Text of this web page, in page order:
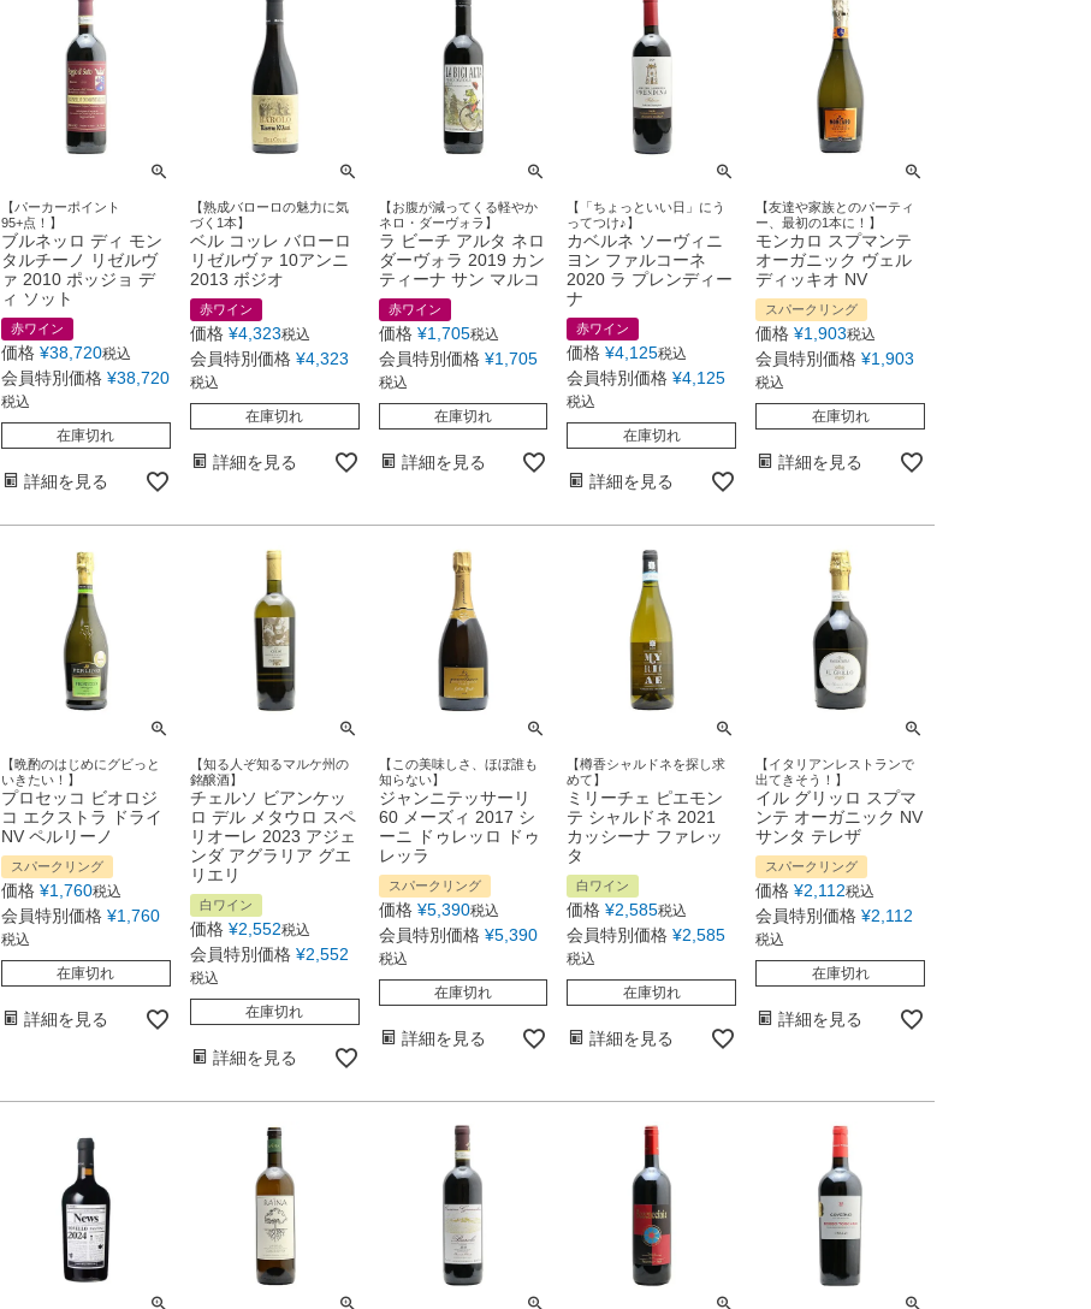
【パーカーポイント
95+点！】
ブルネッロ ディ モン
タルチーノ リゼルヴ
ァ 2010 ポッジョ デ
ィ ソット
赤ワイン
価格 ¥38,720税込
会員特別価格 ¥38,720
税込
在庫切れ
詳細を見る
【熟成バローロの魅力に気
づく1本】
ベル コッレ バローロ
リゼルヴァ 10アンニ
2013 ボジオ
赤ワイン
価格 ¥4,323税込
会員特別価格 ¥4,323
税込
在庫切れ
詳細を見る
【お腹が減ってくる軽やか
ネロ・ダーヴォラ】
ラ ビーチ アルタ ネロ
ダーヴォラ 2019 カン
ティーナ サン マルコ
赤ワイン
価格 ¥1,705税込
会員特別価格 ¥1,705
税込
在庫切れ
詳細を見る
【「ちょっといい日」にう
ってつけ♪】
カベルネ ソーヴィニ
ヨン ファルコーネ
2020 ラ プレンディー
ナ
赤ワイン
価格 ¥4,125税込
会員特別価格 ¥4,125
税込
在庫切れ
詳細を見る
【友達や家族とのパーティ
ー、最初の1本に！】
モンカロ スプマンテ
オーガニック ヴェル
ディッキオ NV
スパークリング
価格 ¥1,903税込
会員特別価格 ¥1,903
税込
在庫切れ
詳細を見る
【晩酌のはじめにグビっと
いきたい！】
プロセッコ ビオロジ
コ エクストラ ドライ
NV ペルリーノ
スパークリング
価格 ¥1,760税込
会員特別価格 ¥1,760
税込
在庫切れ
詳細を見る
【知る人ぞ知るマルケ州の
銘醸酒】
チェルソ ビアンケッ
ロ デル メタウロ スペ
リオーレ 2023 アジェ
ンダ アグラリア グエ
リエリ
白ワイン
価格 ¥2,552税込
会員特別価格 ¥2,552
税込
在庫切れ
詳細を見る
【この美味しさ、ほぼ誰も
知らない】
ジャンニテッサーリ
60 メーズィ 2017 シ
ーニ ドゥレッロ ドゥ
レッラ
スパークリング
価格 ¥5,390税込
会員特別価格 ¥5,390
税込
在庫切れ
詳細を見る
【樽香シャルドネを探し求
めて】
ミリーチェ ピエモン
テ シャルドネ 2021
カッシーナ ファレッ
タ
白ワイン
価格 ¥2,585税込
会員特別価格 ¥2,585
税込
在庫切れ
詳細を見る
【イタリアンレストランで
出てきそう！】
イル グリッロ スプマ
ンテ オーガニック NV
サンタ テレザ
スパークリング
価格 ¥2,112税込
会員特別価格 ¥2,112
税込
在庫切れ
詳細を見る